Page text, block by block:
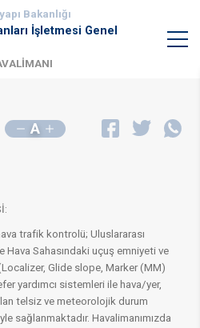
Bakanlığı
İşletmesi Genel
A
trafik kontrolü; Uluslararası
Hava Sahasındaki uçuş emniyeti ve
Glide slope, Marker (MM)
yardımcı sistemleri ile hava/yer,
telsiz ve meteorolojik durum
sağlanmaktadır. Havalimanımızda